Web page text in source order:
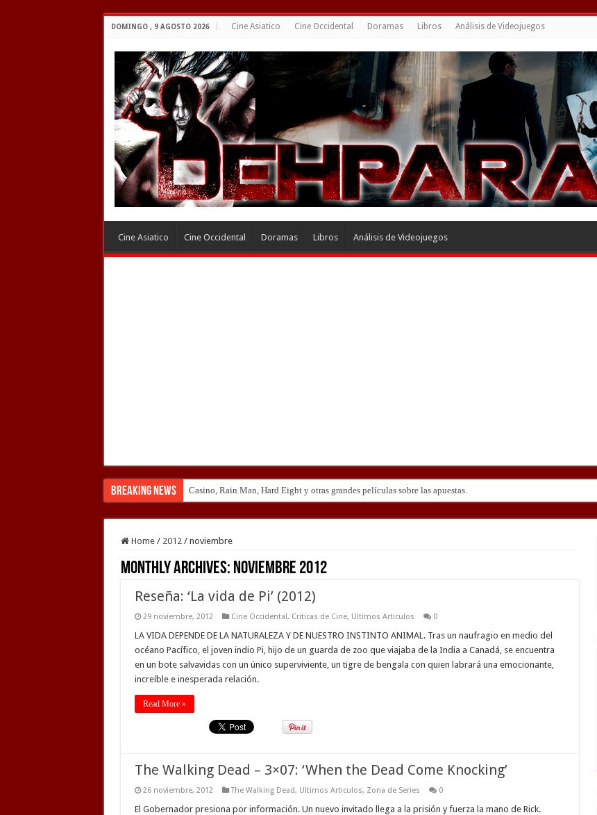
DOMINGO , 9 AGOSTO 2026 Cine Asiatico Cine Occidental Doramas Libros Análisis de Videojuegos
Cine Asiatico Cine Occidental Doramas Libros Análisis de Videojuegos
Breaking News Casino, Rain Man, Hard Eight y otras grandes películas sobre las apuestas.
Introducción al maravilloso mundo de ‘Deadly Premonition’
Home / 2012 / noviembre
Monthly Archives: noviembre 2012
Reseña: ‘La vida de Pi’ (2012)
29 noviembre, 2012 Cine Occidental, Criticas de Cine, Ultimos Articulos 0
LA VIDA DEPENDE DE LA NATURALEZA Y DE NUESTRO INSTINTO ANIMAL. Tras un naufragio en medio del
océano Pacífico, el joven indio Pi, hijo de un guarda de zoo que viajaba de la India a Canadá, se encuentra
en un bote salvavidas con un único superviviente, un tigre de bengala con quien labrará una emocionante,
increíble e inesperada relación.
Read More »
The Walking Dead – 3×07: ‘When the Dead Come Knocking’
26 noviembre, 2012 The Walking Dead, Ultimos Articulos, Zona de Series 0
El Gobernador presiona por información. Un nuevo invitado llega a la prisión y fuerza la mano de Rick.